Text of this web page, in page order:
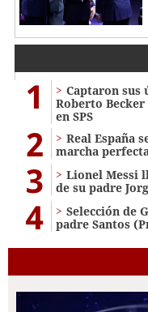
1
Captaron sus
Roberto
en SPS
2
Real España
marcha
3
Lionel Messi
de su padre
4
Selección de
padre Santos